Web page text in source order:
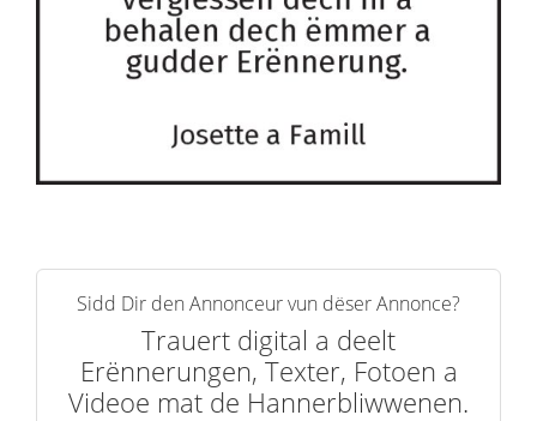
Sidd Dir den Annonceur vun dëser Annonce?
Trauert digital a deelt
Erënnerungen, Texter, Fotoen a
Videoe mat de Hannerbliwwenen.